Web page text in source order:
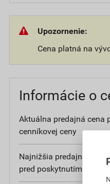
Upozornenie:
Cena platná na
Informácie o
Aktuálna predajná cena
cenníkovej ceny
Najnižšia predajná cena
pred poskytnutím zľavy